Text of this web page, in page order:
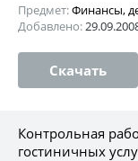
Предмет:Финансы,
Добавлено:
Скачать
Контрольная
гостиничных